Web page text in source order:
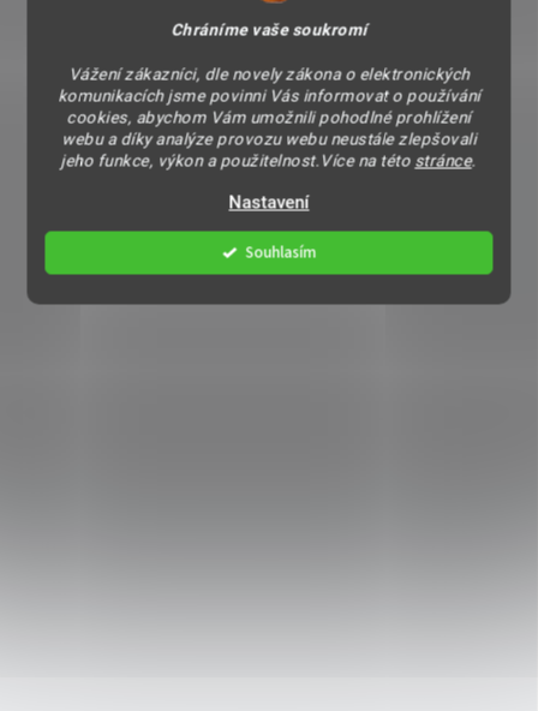
Chráníme vaše soukromí
Vážení zákazníci, dle novely zákona o elektronických
komunikacích jsme povinni Vás informovat o používání
cookies, abychom Vám umožnili pohodlné prohlížení
webu a díky analýze provozu webu neustále zlepšovali
jeho funkce, výkon a použitelnost.Více na této stránce.
Nastavení
Souhlasím